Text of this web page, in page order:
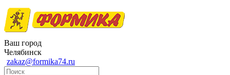
Ваш город
Челябинск
zakaz@formika74.ru